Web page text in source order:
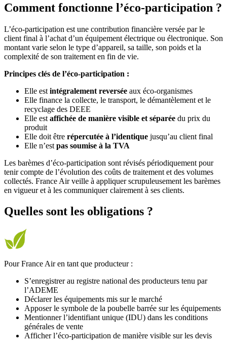
Comment fonctionne l’éco-participation ?
L’éco-participation est une contribution financière versée par le
client final à l’achat d’un équipement électrique ou électronique. Son
montant varie selon le type d’appareil, sa taille, son poids et la
complexité de son traitement en fin de vie.
Principes clés de l’éco-participation :
Elle est intégralement reversée aux éco-organismes
Elle finance la collecte, le transport, le démantèlement et le
recyclage des DEEE
Elle est affichée de manière visible et séparée du prix du
produit
Elle doit être répercutée à l’identique jusqu’au client final
Elle n’est pas soumise à la TVA
Les barèmes d’éco-participation sont révisés périodiquement pour
tenir compte de l’évolution des coûts de traitement et des volumes
collectés. France Air veille à appliquer scrupuleusement les barèmes
en vigueur et à les communiquer clairement à ses clients.
Quelles sont les obligations ?
Pour France Air en tant que producteur :
S’enregistrer au registre national des producteurs tenu par
l’ADEME
Déclarer les équipements mis sur le marché
Apposer le symbole de la poubelle barrée sur les équipements
Mentionner l’identifiant unique (IDU) dans les conditions
générales de vente
Afficher l’éco-participation de manière visible sur les devis